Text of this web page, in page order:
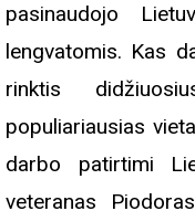
pasinaudojo
lengvatomis. Kas
rinktis
populiariausias
darbo patirtimi
veteranas